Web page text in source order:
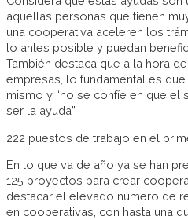
aquellas personas que tienen
una cooperativa aceleren los
lo antes posible y puedan
También destaca que a la hora
empresas, lo fundamental es
mismo y “no se confíe en que el
ser la ayuda”.
222 puestos de trabajo en el
En lo que va de año ya se han
125 proyectos para crear
destacar el elevado número de
en cooperativas, con hasta una